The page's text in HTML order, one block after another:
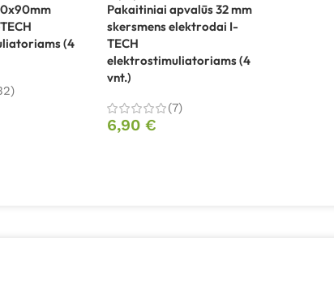
(4
Pakaitiniai apvalūs 32 mm
skersmens elektrodai I-
TECH
elektrostimuliatoriams (4
vnt.)
(7)
6,90 €